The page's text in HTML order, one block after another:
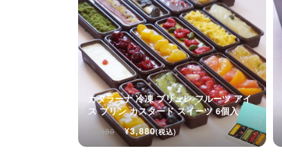
カタラーナ 冷凍 ブリュレ フルーツ アイ
ス プリン カスタード スイーツ 6個入
¥3,980 ¥3,880(税込)